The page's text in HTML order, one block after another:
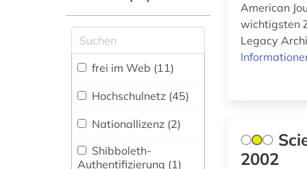
Politologie (68)
Psychologie (59)
Rechtswissenschaft
(77)
Romanistik (48)
Slavistik (28)
architekturgeschichte
(1)
archiv (1)
archival documents
(1)
arktis (5)
Zugriff vor Ort
frei im Web (11)
Hochschulnetz (45)
Nationallizenz (2)
Shibboleth-
Authentifizierung (1)
American
wichtigsten
Legacy
2002